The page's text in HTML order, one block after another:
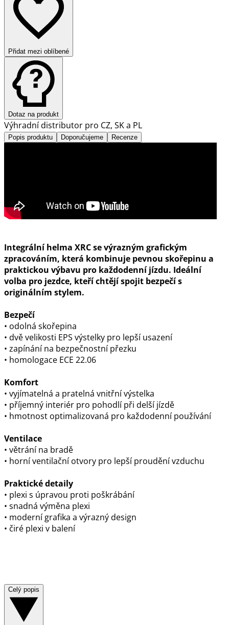
Přidat mezi oblíbené
Dotaz na produkt
Výhradní distributor pro CZ, SK a PL
Popis produktu Doporučujeme Recenze
Integrální helma XRC se výrazným grafickým
zpracováním, která kombinuje pevnou skořepinu a
praktickou výbavu pro každodenní jízdu. Ideální
volba pro jezdce, kteří chtějí spojit bezpečí s
originálním stylem.
Bezpečí
• odolná skořepina
• dvě velikosti EPS výstelky pro lepší usazení
• zapínání na bezpečnostní přezku
• homologace ECE 22.06
Komfort
• vyjímatelná a pratelná vnitřní výstelka
• příjemný interiér pro pohodlí při delší jízdě
• hmotnost optimalizovaná pro každodenní používání
Ventilace
• větrání na bradě
• horní ventilační otvory pro lepší proudění vzduchu
Praktické detaily
• plexi s úpravou proti poškrábání
• snadná výměna plexi
• moderní grafika a výrazný design
• čiré plexi v balení
Celý popis